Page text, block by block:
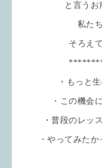
と言うお
私た
そろえ
・もっと
・この機会
・普段のレッ
・やってみた